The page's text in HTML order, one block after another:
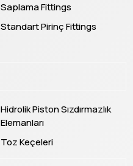
Saplama Fittings
Standart Pirinç Fittings
Hidrolik Piston Sızdırmazlık
Elemanları
Toz Keçeleri